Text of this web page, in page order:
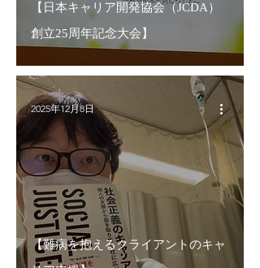
【日本キャリア開発協会（JCDA）
創立25周年記念大会】
【難病を抱えるクライアントのキャ
2025年12月8日